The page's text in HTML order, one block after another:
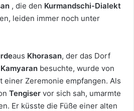
, die den Kurmandschi-Dialekt
leiden immer noch unter
aus Khorasan, der das Dorf
Kamyaran besuchte, wurde von
Zeremonie empfangen. Als
Tengiser vor sich sah, umarmte
Er küsste die Füße einer alten